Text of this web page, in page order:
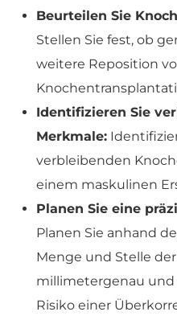
Beurteilen Sie
Stellen Sie fest, ob
weitere Reposition
Identifizieren Sie
Merkmale:
verbleibenden
einem maskulinen
Planen Sie eine
Planen Sie anhand
Menge und Stelle
millimetergenau und
Risiko einer